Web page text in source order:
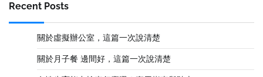
Recent Posts
關於虛擬辦公室，這篇一次說清楚
關於月子餐 邊間好，這篇一次說清楚